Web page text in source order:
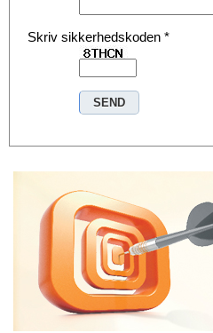
Skriv sikkerhedskoden *